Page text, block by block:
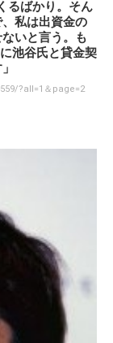
るばかり。そん
私は出資金の
いと言う。も
池谷氏と貸金契
?all=1＆page=2